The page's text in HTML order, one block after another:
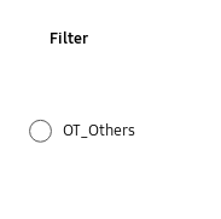
Filter
OT_Others